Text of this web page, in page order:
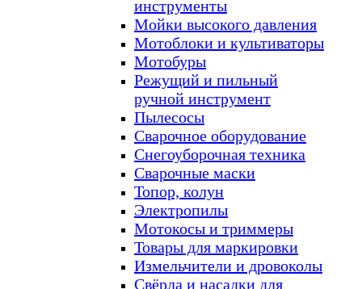
инструменты
Мойки высокого давления
Мотоблоки и культиваторы
Мотобуры
Режущий и пильный
ручной инструмент
Пылесосы
Сварочное оборудование
Снегоуборочная техника
Сварочные маски
Топор, колун
Электропилы
Мотокосы и триммеры
Товары для маркировки
Измельчители и дровоколы
Свёрла и насадки для